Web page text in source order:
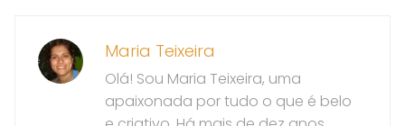
Maria Teixeira
Olá! Sou Maria Teixeira, uma
apaixonada por tudo o que é belo